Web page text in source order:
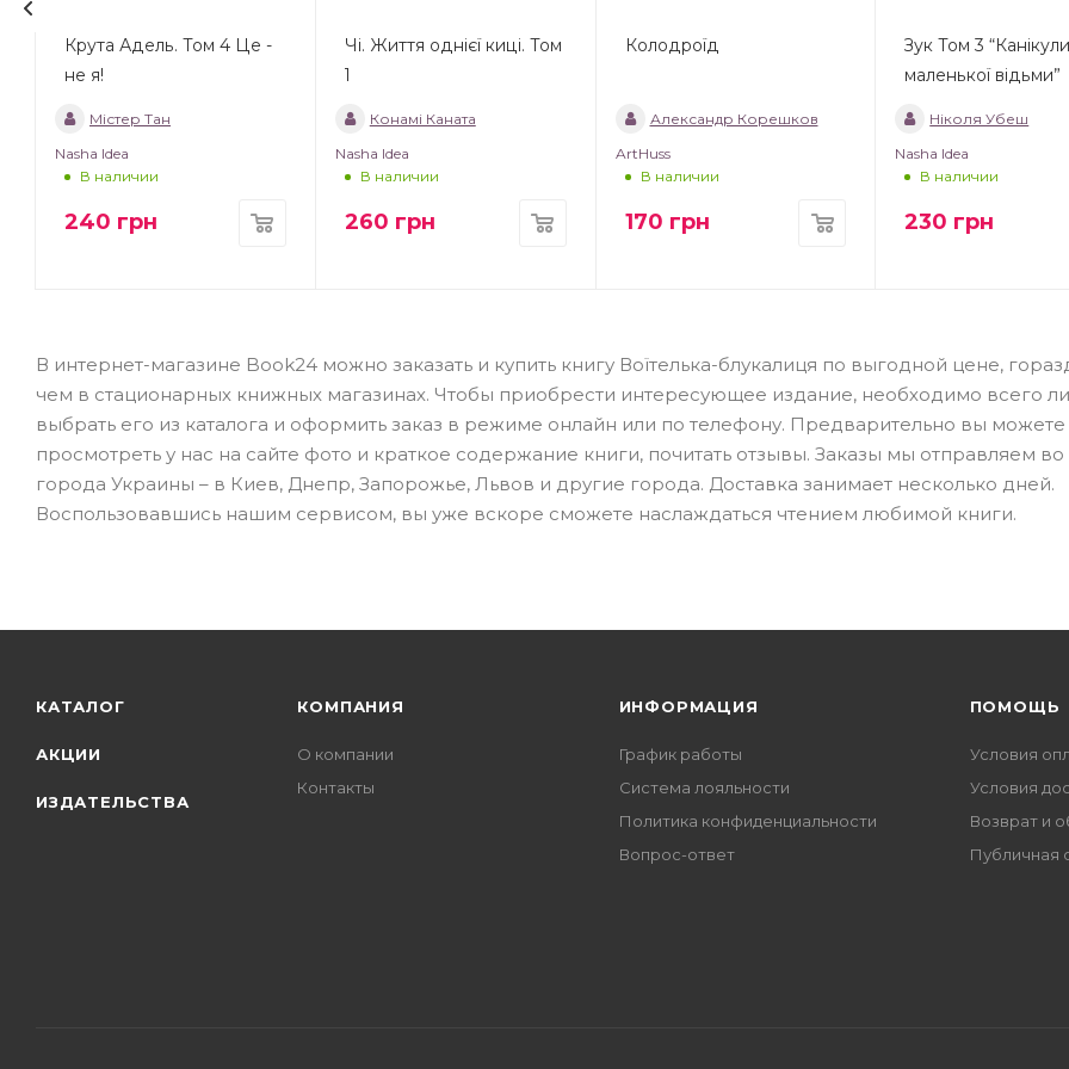
Крута Адель. Том 4 Це -
не я!
Містер Тан
Nasha Idea
В наличии
240 грн
Чі. Життя однієї киці. Том
1
Конамі Каната
Nasha Idea
В наличии
260 грн
Колодроїд
Александр Корешков
ArtHuss
В наличии
170 грн
Зук Том 3 “Канікули
маленької відьми”
Ніколя Убеш
Nasha Idea
В наличии
230 грн
В интернет-магазине Book24 можно заказать и купить книгу Воїтелька-блукалиця по выгодной цене,
чем в стационарных книжных магазинах. Чтобы приобрести интересующее издание, необходимо всего
выбрать его из каталога и оформить заказ в режиме онлайн или по телефону. Предварительно вы можете
просмотреть у нас на сайте фото и краткое содержание книги, почитать отзывы. Заказы мы отправляем во
города Украины – в Киев, Днепр, Запорожье, Львов и другие города. Доставка занимает несколько дней.
Воспользовавшись нашим сервисом, вы уже вскоре сможете наслаждаться чтением любимой книги.
КАТАЛОГ
АКЦИИ
ИЗДАТЕЛЬСТВА
КОМПАНИЯ
О компании
Контакты
ИНФОРМАЦИЯ
График работы
Система лояльности
Политика конфиденциальности
Вопрос-ответ
ПОМОЩЬ
Условия
Условия
Возврат и
Публичная